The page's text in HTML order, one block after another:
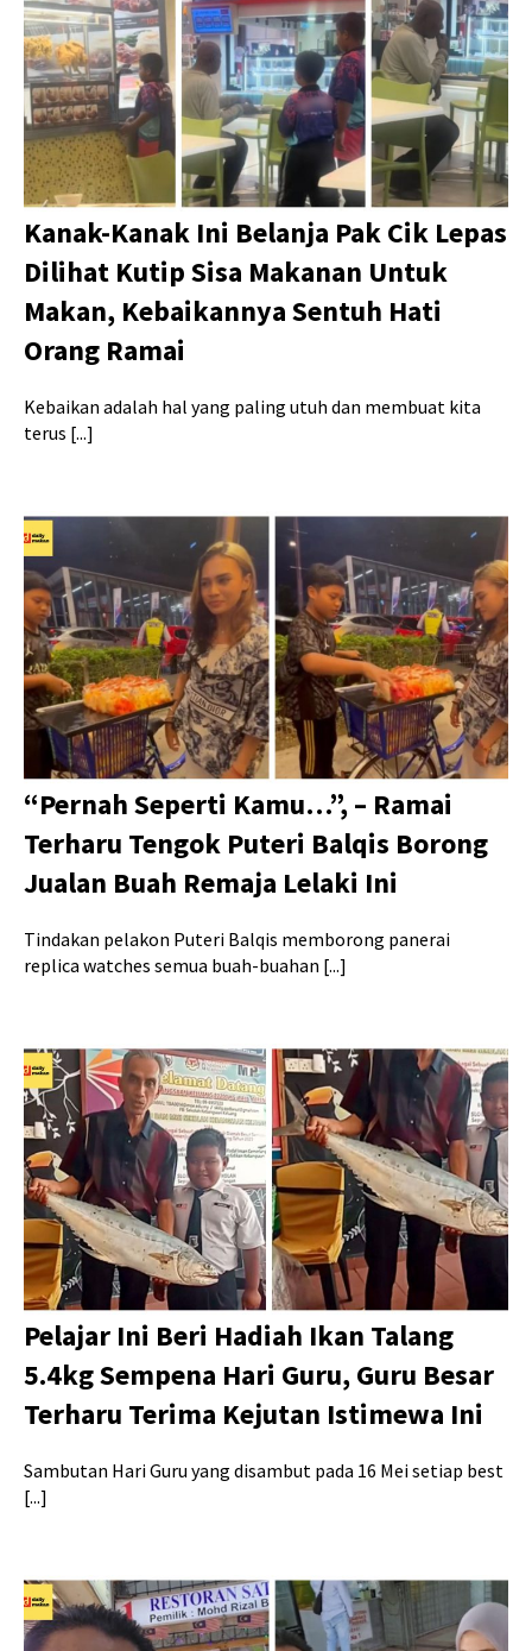
Kanak-Kanak Ini Belanja Pak Cik Lepas
Dilihat Kutip Sisa Makanan Untuk
Makan, Kebaikannya Sentuh Hati
Orang Ramai
Kebaikan adalah hal yang paling utuh dan membuat kita
terus [...]
“Pernah Seperti Kamu…”, – Ramai
Terharu Tengok Puteri Balqis Borong
Jualan Buah Remaja Lelaki Ini
Tindakan pelakon Puteri Balqis memborong panerai
replica watches semua buah-buahan [...]
Pelajar Ini Beri Hadiah Ikan Talang
5.4kg Sempena Hari Guru, Guru Besar
Terharu Terima Kejutan Istimewa Ini
Sambutan Hari Guru yang disambut pada 16 Mei setiap best
[...]